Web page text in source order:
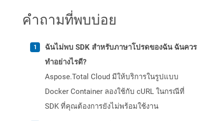
คำถามที่พบบ่อย
ฉันไม่พบ SDK สำหรับภาษาโปรดของฉัน ฉันควร
ทำอย่างไรดี?
Aspose.Total Cloud มีให้บริการในรูปแบบ
Docker Container ลองใช้กับ cURL ในกรณีที่
SDK ที่คุณต้องการยังไม่พร้อมใช้งาน